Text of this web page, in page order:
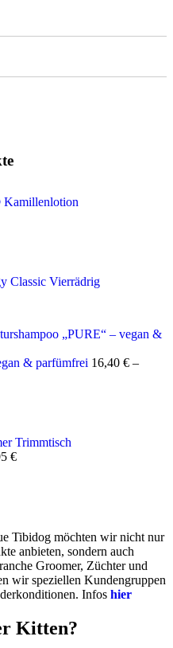
& parfümfrei 16,40 € –
€
Tibidog möchten wir nicht nur
anbieten, sondern auch
Groomer, Züchter und
wir speziellen Kundengruppen
Infos hier
Kitten?